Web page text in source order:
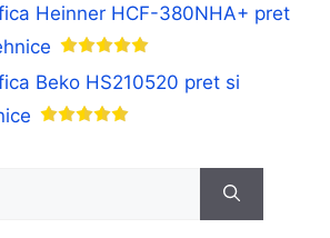
Heinner HCF-380NHA+ pret
Beko HS210520 pret si